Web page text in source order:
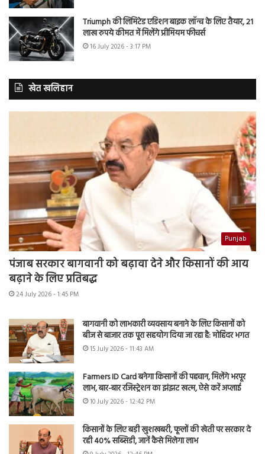
Triumph की लिमिटेड एडिशन बाइक लॉन्च के लिए तैयार, 21
लाख रुपये कीमत में मिलेंगे प्रीमियम फीचर्स
16 July 2026 - 3:17 PM
खेत खलिहान
Punjab
पंजाब सरकार बागवानी को बढ़ावा देने और किसानों की आय
बढ़ाने के लिए प्रतिबद्ध
24 July 2026 - 1:45 PM
बागवानी को लाभकारी व्यवसाय बनाने के लिए किसानों को
बीज से बाजार तक पूरा सहयोग दिया जा रहा है: मोहिंदर भगत
15 July 2026 - 11:43 AM
Farmers ID Card बनेगा किसानों की पहचान, मिलेंगे भरपूर
लाभ, बार-बार रजिस्ट्रेशन का झंझट खत्म, ऐसे करें अप्लाई
10 July 2026 - 12:42 PM
किसानों के लिए बड़ी खुशखबरी, फूलों की खेती पर सरकार दे
रही 40% सब्सिडी, जानें कैसे मिलेगा लाभ